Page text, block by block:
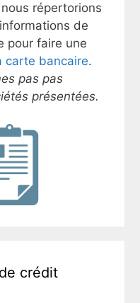
répertorions
de
pour faire une
carte bancaire.
pas pas
présentées.
crédit